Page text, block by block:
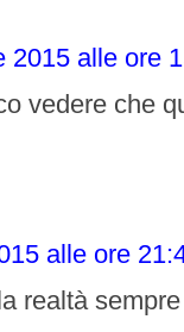
2015 alle ore
vedere che
alle ore
realtà